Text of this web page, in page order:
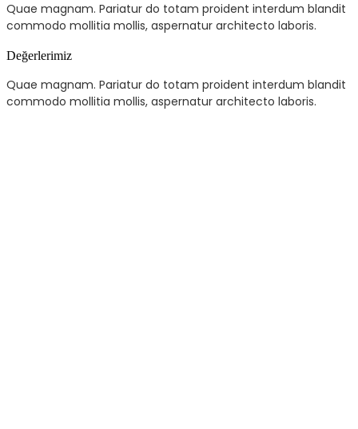
Quae magnam. Pariatur do totam proident interdum blandit
commodo mollitia mollis, aspernatur architecto laboris.
Değerlerimiz
Quae magnam. Pariatur do totam proident interdum blandit
commodo mollitia mollis, aspernatur architecto laboris.